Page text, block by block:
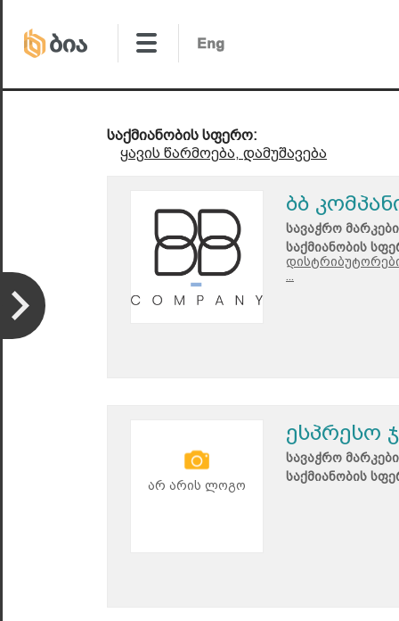
საქმიანობის სფერო:
ყავის წარმოება, დამუშავება
ბბ
სავაჭრო
საქმიანობის
არ არის ლოგო
ესპრესო
სავაჭრო
საქმიანობის